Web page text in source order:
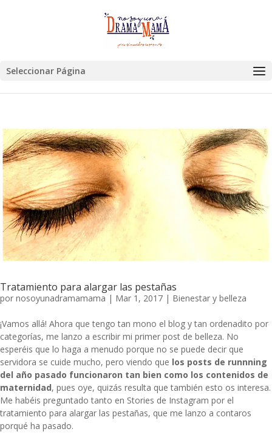
Seleccionar Página
Tratamiento para alargar las pestañas
por nosoyunadramamama | Mar 1, 2017 | Bienestar y belleza
¡Vamos allá! Ahora que tengo tan mono el blog y tan ordenadito por
categorías, me lanzo a escribir mi primer post de belleza. No
esperéis que lo haga a menudo porque no se puede decir que
servidora se cuide mucho, pero viendo que los posts de runnning
del año pasado funcionaron tan bien como los contenidos de
maternidad, pues oye, quizás resulta que también esto os interesa.
Me habéis preguntado tanto en Stories de Instagram por el
tratamiento para alargar las pestañas, que me lanzo a contaros
porqué ha pasado.